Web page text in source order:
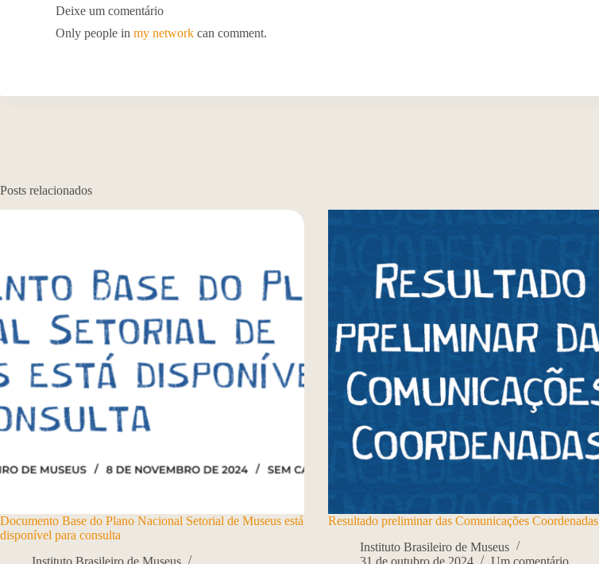
Deixe um comentário
Only people in my network can comment.
Posts relacionados
Documento Base do Plano Nacional Setorial de Museus está
disponível para consulta
Instituto Brasileiro de Museus
Resultado preliminar das Comunicações Coordenadas
Instituto Brasileiro de Museus
31 de outubro de 2024
Um comentário